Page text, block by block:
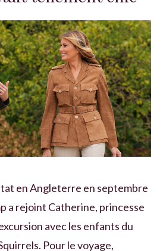
en Angleterre en septembre
a rejoint Catherine, princesse
avec les enfants du
Pour le voyage,